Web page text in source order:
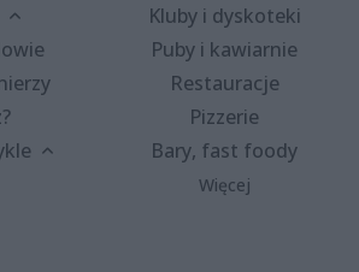
Kluby i dyskoteki
Puby i kawiarnie
Restauracje
Pizzerie
Bary, fast foody
Więcej